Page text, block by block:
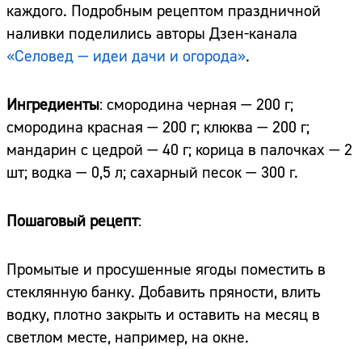
каждого. Подробным рецептом праздничной
наливки поделились авторы Дзен-канала
«Селовед — идеи дачи и огорода».
Ингредиенты: смородина черная — 200 г;
смородина красная — 200 г; клюква — 200 г;
мандарин с цедрой — 40 г; корица в палочках — 2
шт; водка — 0,5 л; сахарный песок — 300 г.
Пошаговый рецепт:
Промытые и просушенные ягоды поместить в
стеклянную банку. Добавить пряности, влить
водку, плотно закрыть и оставить на месяц в
светлом месте, например, на окне.